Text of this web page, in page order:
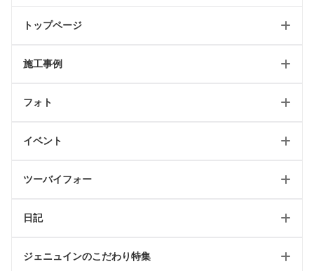
トップページ
ホーム
新築トップ
リフォームトップ
最新のページ
施工事例
新築
リフォーム
店舗
フォト
フォトギャラリートップ
テイスト別施工例
イベント
イベント情報
2024省エネキャンペーン
ツーバイフォー
ツーバイフォートップ
リフォーム可能一覧
日記
工事日記/新築
ジェニュインのこだわり特集